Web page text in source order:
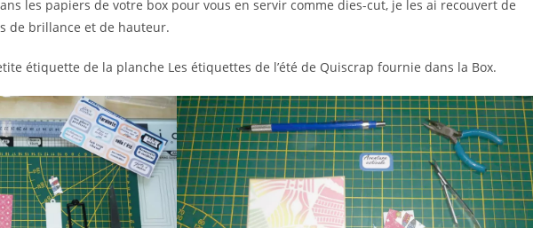
les papiers de votre box pour vous en servir comme dies-cut, je les ai recouvert de
de brillance et de hauteur.
étiquette de la planche Les étiquettes de l’été de Quiscrap fournie dans la Box.